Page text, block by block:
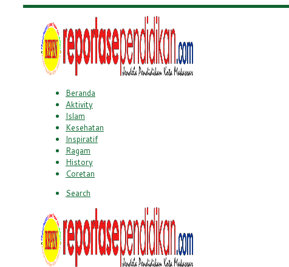
Beranda
Aktivity
Islam
Kesehatan
Inspiratif
Ragam
History
Coretan
Search